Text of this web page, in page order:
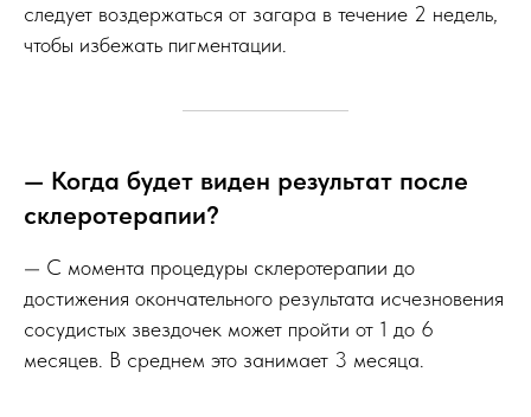
следует воздержаться от загара в течение 2 недель,
чтобы избежать пигментации.
— Когда будет виден результат после
склеротерапии?
— С момента процедуры склеротерапии до
достижения окончательного результата исчезновения
сосудистых звездочек может пройти от 1 до 6
месяцев. В среднем это занимает 3 месяца.